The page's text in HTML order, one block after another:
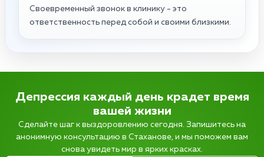
Своевременный звонок в клинику - это
ответственность перед собой и своими близкими.
Депрессия каждый день крадет время
вашей жизни
Сделайте шаг к выздоровлению сегодня. Запишитесь на
анонимную консультацию в Стаханове, и мы поможем вам
снова увидеть мир в ярких красках.